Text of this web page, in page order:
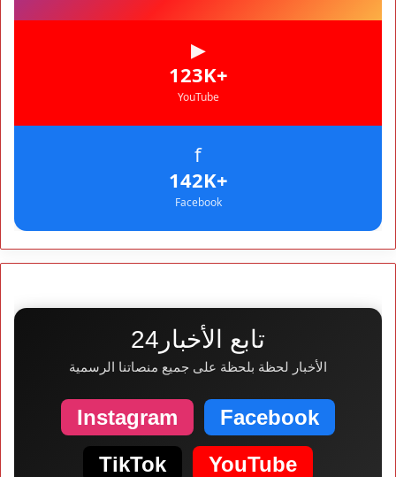
▶
+123K
YouTube
f
+142K
Facebook
تابع الأخبار24
الأخبار لحظة بلحظة على جميع منصاتنا الرسمية
Facebook
Instagram
YouTube
TikTok